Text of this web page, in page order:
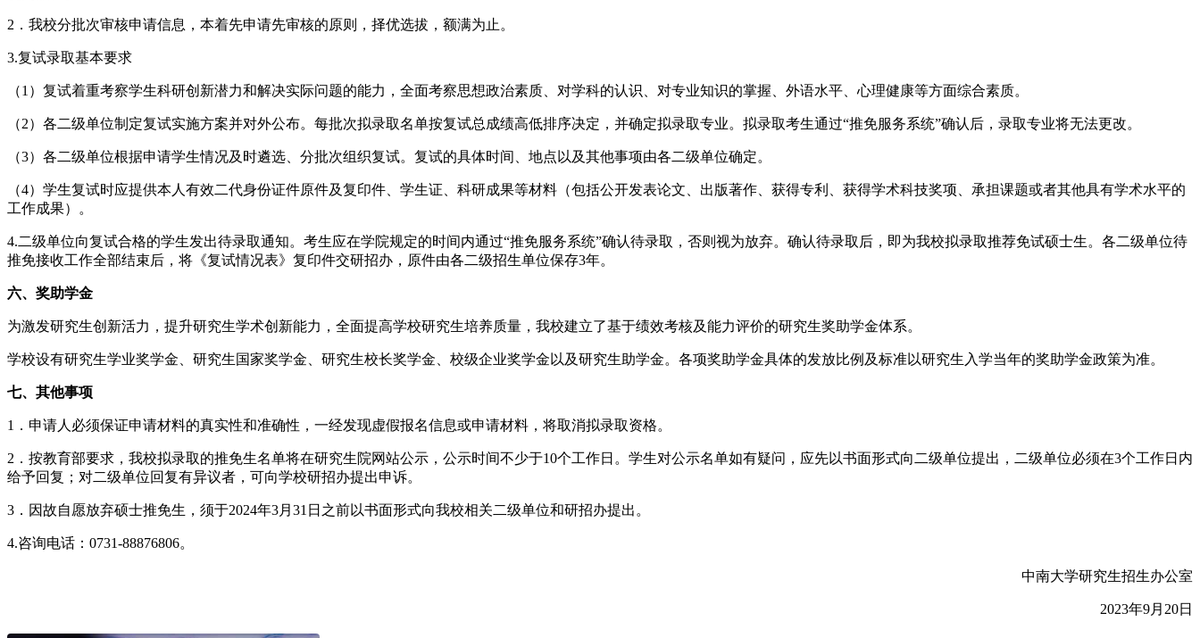
2．我校分批次审核申请信息，本着先申请先审核的原则，择优选拔，额满为止。
3.复试录取基本要求
（1）复试着重考察学生科研创新潜力和解决实际问题的能力，全面考察思想政治素质、对学科的认识、对专业知识的掌握、外语水平、心理健康等方面综合素质。
（2）各二级单位制定复试实施方案并对外公布。每批次拟录取名单按复试总成绩高低排序决定，并确定拟录取专业。拟录取考生通过“推免服务系统”确认后，录取专业将无法更改。
（3）各二级单位根据申请学生情况及时遴选、分批次组织复试。复试的具体时间、地点以及其他事项由各二级单位确定。
（4）学生复试时应提供本人有效二代身份证件原件及复印件、学生证、科研成果等材料（包括公开发表论文、出版著作、获得专利、获得学术科技奖项、承担课题或者其他具有学术水平的
工作成果）。
4.二级单位向复试合格的学生发出待录取通知。考生应在学院规定的时间内通过“推免服务系统”确认待录取，否则视为放弃。确认待录取后，即为我校拟录取推荐免试硕士生。各二级单位待
推免接收工作全部结束后，将《复试情况表》复印件交研招办，原件由各二级招生单位保存3年。
六、奖助学金
为激发研究生创新活力，提升研究生学术创新能力，全面提高学校研究生培养质量，我校建立了基于绩效考核及能力评价的研究生奖助学金体系。
学校设有研究生学业奖学金、研究生国家奖学金、研究生校长奖学金、校级企业奖学金以及研究生助学金。各项奖助学金具体的发放比例及标准以研究生入学当年的奖助学金政策为准。
七、其他事项
1．申请人必须保证申请材料的真实性和准确性，一经发现虚假报名信息或申请材料，将取消拟录取资格。
2．按教育部要求，我校拟录取的推免生名单将在研究生院网站公示，公示时间不少于10个工作日。学生对公示名单如有疑问，应先以书面形式向二级单位提出，二级单位必须在3个工作日内
给予回复；对二级单位回复有异议者，可向学校研招办提出申诉。
3．因故自愿放弃硕士推免生，须于2024年3月31日之前以书面形式向我校相关二级单位和研招办提出。
4.咨询电话：0731-88876806。
中南大学研究生招生办公室
2023年9月20日